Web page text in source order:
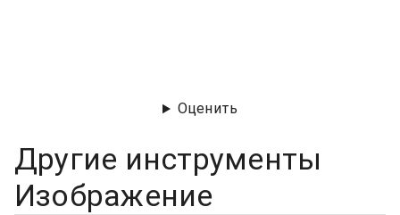
Оценить
Другие инструменты
Изображение